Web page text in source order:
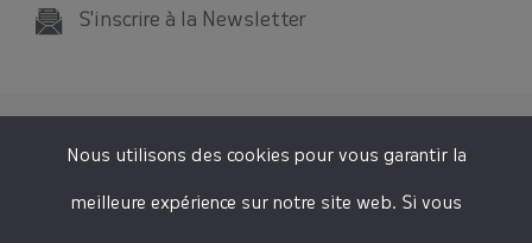
S'inscrire à la Newsletter
© 2026 SMICTOM SUD-EST 35
Nous utilisons des cookies pour vous garantir la
meilleure expérience sur notre site web. Si vous